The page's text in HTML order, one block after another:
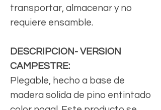
transportar, almacenar y no
requiere ensamble.
DESCRIPCION- VERSION
CAMPESTRE:
Plegable, hecho a base de
madera solida de pino entintado